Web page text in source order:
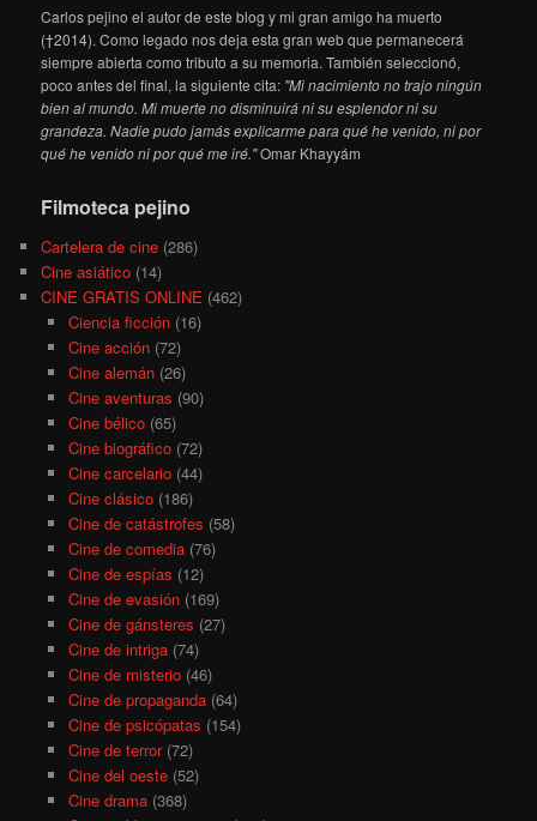
Carlos pejino el autor de este blog y mi gran amigo ha muerto
(†2014). Como legado nos deja esta gran web que permanecerá
siempre abierta como tributo a su memoria. También seleccionó,
poco antes del final, la siguiente cita: "Mi nacimiento no trajo ningún
bien al mundo. Mi muerte no disminuirá ni su esplendor ni su
grandeza. Nadie pudo jamás explicarme para qué he venido, ni por
qué he venido ni por qué me iré."Omar Khayyám
Filmoteca pejino
Cartelera de cine (286)
Cine asiático (14)
CINE GRATIS ONLINE (462)
Ciencia ficción(16)
Cine acción(72)
Cine alemán(26)
Cine aventuras (90)
Cine bélico(65)
Cine biográfico(72)
Cine carcelario(44)
Cine clásico(186)
Cine de catástrofes (58)
Cine de comedia(76)
Cine de espías (12)
Cine de evasión(169)
Cine de gánsteres (27)
Cine de intriga(74)
Cine de misterio(46)
Cine de propaganda(64)
Cine de psicópatas (154)
Cine de terror(72)
Cine del oeste(52)
Cine drama(368)